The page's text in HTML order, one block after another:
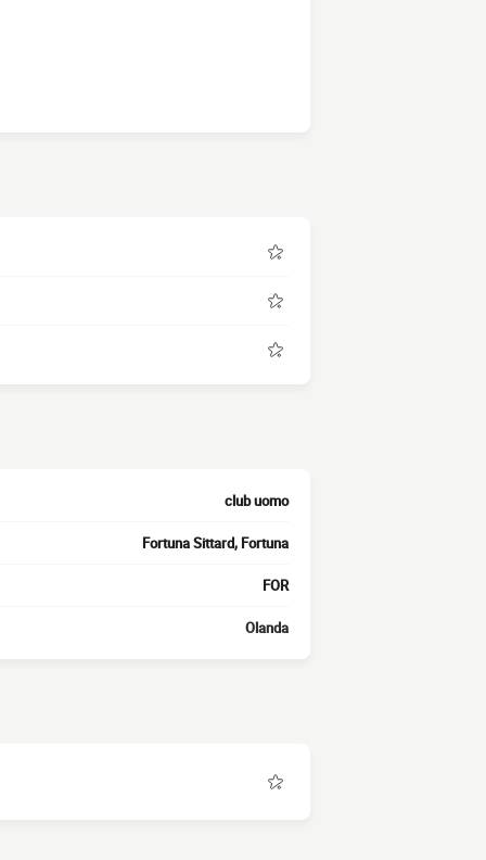
club uomo
Fortuna Sittard, Fortuna
FOR
Olanda